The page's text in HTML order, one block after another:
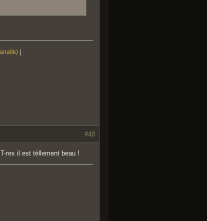
#48
rex il est tèllement beau !